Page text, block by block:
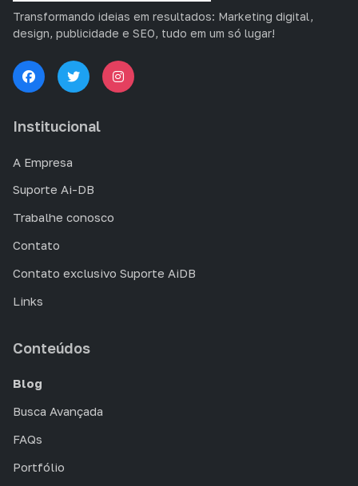
Transformando ideias em resultados: Marketing digital,
design, publicidade e SEO, tudo em um só lugar!
Institucional
A Empresa
Suporte Ai-DB
Trabalhe conosco
Contato
Contato exclusivo Suporte AiDB
Links
Conteúdos
Blog
Busca Avançada
FAQs
Portfólio